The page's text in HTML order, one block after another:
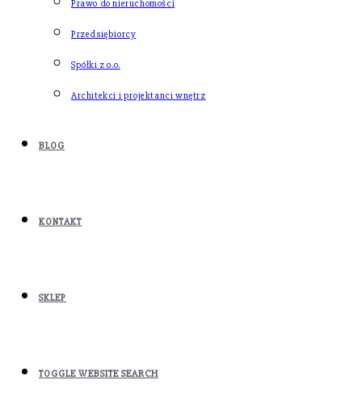
Prawo do nieruchomości
Przedsiębiorcy
Spółki z o.o.
Architekci i projektanci wnętrz
BLOG
KONTAKT
SKLEP
TOGGLE WEBSITE SEARCH